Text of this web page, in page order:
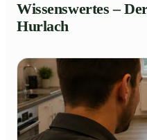
Wissenswertes –
Hurlach